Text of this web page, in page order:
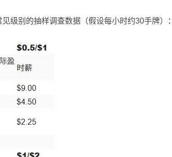
级别的抽样调查数据（假设每小时约30手牌）：